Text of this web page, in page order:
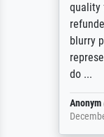
quality
blurry
do ...
Anonym@
December